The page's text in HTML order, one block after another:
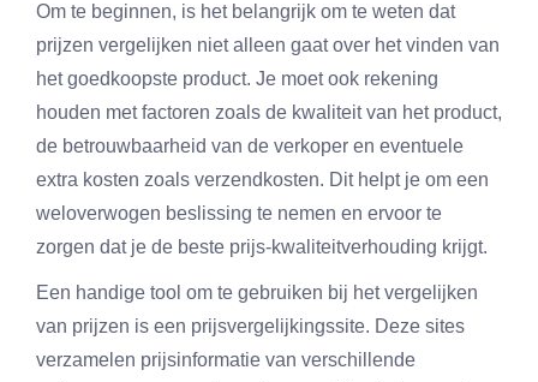
Om te beginnen, is het belangrijk om te weten dat
prijzen vergelijken niet alleen gaat over het vinden van
het goedkoopste product. Je moet ook rekening
houden met factoren zoals de kwaliteit van het product,
de betrouwbaarheid van de verkoper en eventuele
extra kosten zoals verzendkosten. Dit helpt je om een
weloverwogen beslissing te nemen en ervoor te
zorgen dat je de beste prijs-kwaliteitverhouding krijgt.
Een handige tool om te gebruiken bij het vergelijken
van prijzen is een prijsvergelijkingssite. Deze sites
verzamelen prijsinformatie van verschillende